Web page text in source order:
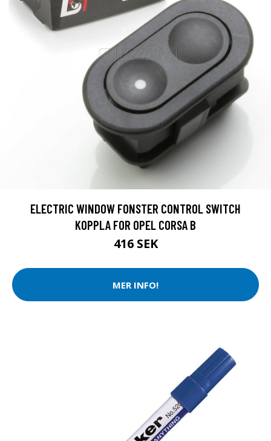
ELECTRIC WINDOW FONSTER CONTROL SWITCH
KOPPLA FOR OPEL CORSA B
416 SEK
MER INFO!